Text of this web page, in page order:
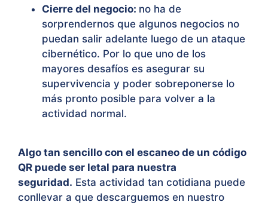
Cierre del negocio: no ha de
sorprendernos que algunos negocios no
puedan salir adelante luego de un ataque
cibernético. Por lo que uno de los
mayores desafíos es asegurar su
supervivencia y poder sobreponerse lo
más pronto posible para volver a la
actividad normal.
Algo tan sencillo con el escaneo de un código
QR puede ser letal para nuestra
seguridad. Esta actividad tan cotidiana puede
conllevar a que descarguemos en nuestro